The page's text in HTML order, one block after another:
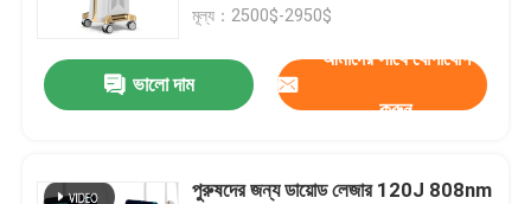
মূল্য：2500$-2950$
ভালো দাম
আমাদের সাথে যোগাযোগ
করুন
পুরুষদের জন্য ডায়োড লেজার 120J 808nm